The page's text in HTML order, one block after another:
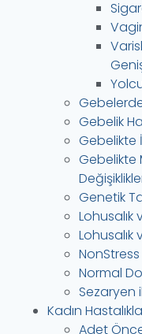
Gebelik
Gebelikte
Gebelikte
Genetik
Lohusalık
Lohusalık
NonStress
Normal
Sezaryen
Kadın
Adet